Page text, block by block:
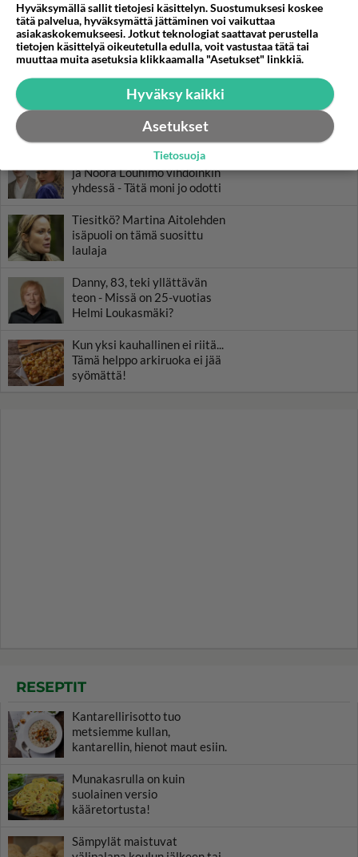
LUETUIMMAT
Muistatko? Kädestä suuhun
elävä Satu sai jättimäisen
rahasalkun Henry-
Luetuimmat: Aarne Pelkonen
ja Noora Louhimo vihdoinkin
yhdessä - Tätä moni jo odotti
Tiesitkö? Martina Aitolehden
isäpuoli on tämä suosittu
laulaja
Danny, 83, teki yllättävän
teon - Missä on 25-vuotias
Helmi Loukasmäki?
Kun yksi kauhallinen ei riitä...
Tämä helppo arkiruoka ei jää
syömättä!
RESEPTIT
Kantarellirisotto tuo
metsiemme kullan,
kantarellin, hienot maut esiin.
Munakasrulla on kuin
suolainen versio
kääretortusta!
Sämpylät maistuvat
Hyväksymällä sallit tietojesi käsittelyn. Suostumuksesi koskee
tätä palvelua, hyväksymättä jättäminen voi vaikuttaa
asiakaskokemukseesi. Jotkut teknologiat saattavat perustella
tietojen käsittelyä oikeutetulla edulla, voit vastustaa tätä tai
muuttaa muita asetuksia klikkaamalla "Asetukset" linkkiä.
Hyväksy kaikki
Asetukset
Tietosuoja